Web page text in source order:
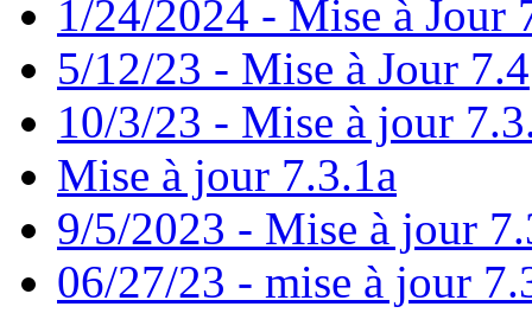
1/24/2024 - Mise à Jour
5/12/23 - Mise à Jour 7.4
10/3/23 - Mise à jour
Mise à jour 7.3.1a
9/5/2023 - Mise à jour
06/27/23 - mise à jour